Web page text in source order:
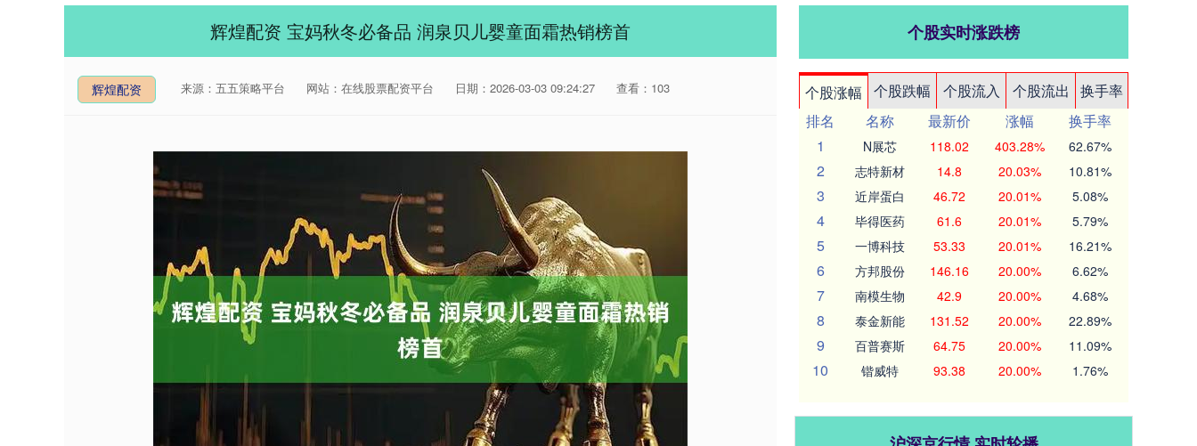
辉煌配资 宝妈秋冬必备品 润泉贝儿婴童面霜热销榜首
辉煌配资 来源：五五策略平台 网站：在线股票配资平台 日期：2026-03-03 09:24:27 查看：103
个股实时涨跌榜
个股涨幅 个股跌幅 个股流入 个股流出
换手率
排名
名称 最新价 涨幅
换手率
1
N展芯 118.02 403.28% 62.67%
2 志特新材 14.8 20.03% 10.81%
3 近岸蛋白 46.72 20.01% 5.08%
4 毕得医药 61.6 20.01% 5.79%
5 一博科技 53.33 20.01% 16.21%
6 方邦股份 146.16 20.00% 6.62%
7 南模生物 42.9 20.00% 4.68%
8 泰金新能 131.52 20.00% 22.89%
9 百普赛斯 64.75 20.00% 11.09%
10 锴威特 93.38 20.00% 1.76%